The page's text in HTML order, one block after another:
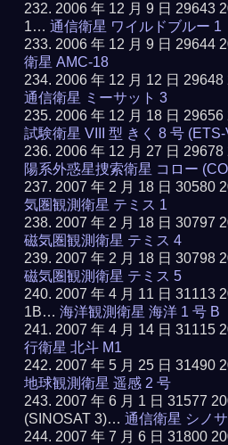
2006 年 12 月 9 日 29643
1…通信衛星 ワイルドブルー 1
2006 年 12 月 9 日 29644
衛星 AMC-18
2006 年 12 月 12 日
通信衛星 ミーサット 3
2006 年 12 月 18 日
試験衛星 VIII 型 きく 8 号 (ETS-
2006 年 12 月 27 日
陽系外惑星捜索衛星 コロー
2007 年 2 月 18 日 30580
気圏観測衛星 テミス 1
2007 年 2 月 18 日 30797
磁気圏観測衛星 テミス 4
2007 年 2 月 18 日 30798
磁気圏観測衛星 テミス 5
2007 年 4 月 11 日 31113
1B…海洋観測衛星 海洋 1 号 B
2007 年 4 月 14 日 31115
行衛星 北斗 M1
2007 年 5 月 25 日 31490
地球観測衛星 遥感 2 号
2007 年 6 月 1 日 31577
(SINOSAT 3)…通信衛星 シノ
2007 年 7 月 6 日 31800